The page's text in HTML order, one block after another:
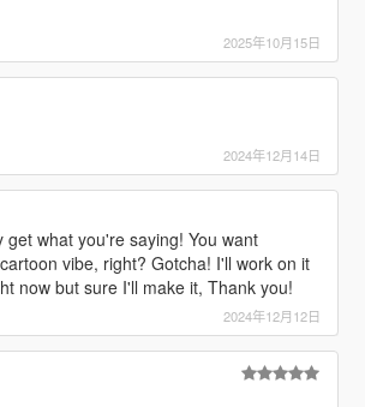
2025年10月15日
2024年12月14日
what you're saying! You want
vibe, right? Gotcha! I'll work on it
now but sure I'll make it, Thank you!
2024年12月12日